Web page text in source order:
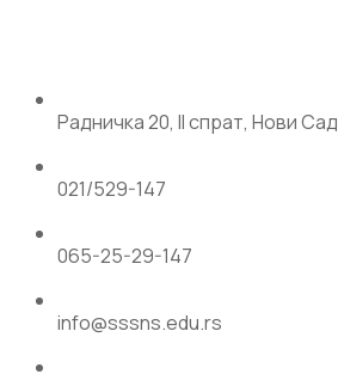
Радничка 20, II спрат, Нови Сад
021/529-147
065-25-29-147
info@sssns.edu.rs